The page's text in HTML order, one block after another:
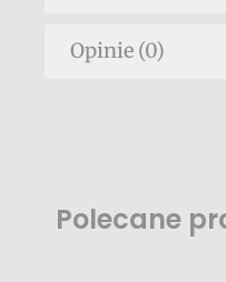
Opinie (0)
Polecane